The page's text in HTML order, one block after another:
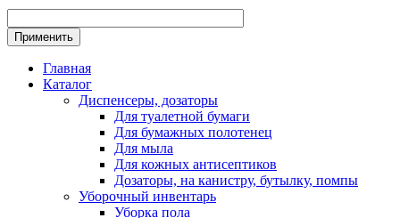
Главная
Каталог
Диспенсеры, дозаторы
Для туалетной бумаги
Для бумажных полотенец
Для мыла
Для кожных антисептиков
Дозаторы, на канистру, бутылку, помпы
Уборочный инвентарь
Уборка пола